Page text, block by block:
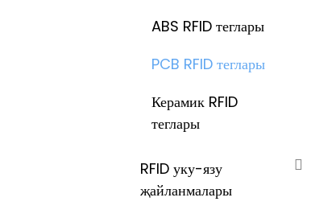
ABS RFID теглары
PCB RFID теглары
Керамик RFID
теглары
RFID уку-язу
җайланмалары